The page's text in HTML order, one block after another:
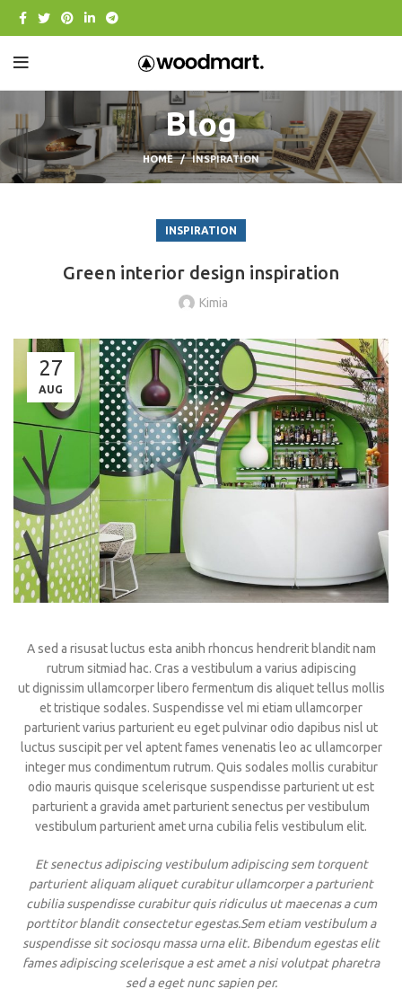
Blog
HOME INSPIRATION
INSPIRATION
Green interior design inspiration
Kimia
27
AUG
A sed a risusat luctus esta anibh rhoncus hendrerit blandit nam
rutrum sitmiad hac. Cras a vestibulum a varius adipiscing
ut dignissim ullamcorper libero fermentum dis aliquet tellus mollis
et tristique sodales. Suspendisse vel mi etiam ullamcorper
parturient varius parturient eu eget pulvinar odio dapibus nisl ut
luctus suscipit per vel aptent fames venenatis leo ac ullamcorper
integer mus condimentum rutrum. Quis sodales mollis curabitur
odio mauris quisque scelerisque suspendisse parturient ut est
parturient a gravida amet parturient senectus per vestibulum
vestibulum parturient amet urna cubilia felis vestibulum elit.
Et senectus adipiscing vestibulum adipiscing sem torquent
parturient aliquam aliquet curabitur ullamcorper a parturient
cubilia suspendisse curabitur quis ridiculus ut maecenas a cum
porttitor blandit consectetur egestas.Sem etiam vestibulum a
suspendisse sit sociosqu massa urna elit. Bibendum egestas elit
fames adipiscing scelerisque a est amet a nisi volutpat pharetra
sed a eget nunc sapien per.